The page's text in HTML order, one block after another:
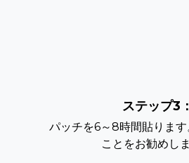
ステップ3：
パッチを6～8時間貼りま
ことをお勧めしま